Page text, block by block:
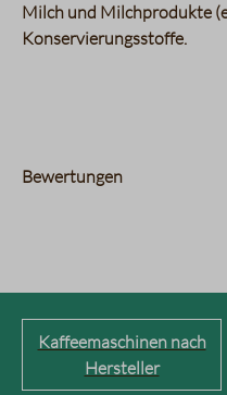
Milch und Milchprodukte
Konservierungsstoffe
Bewertungen
Kaffeemaschinen nach
Hersteller